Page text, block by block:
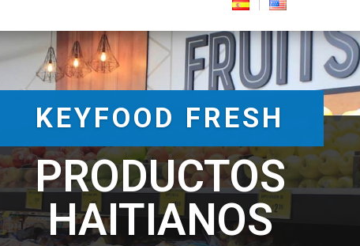
KEYFOOD FRESH
PRODUCTOS
HAITIANOS